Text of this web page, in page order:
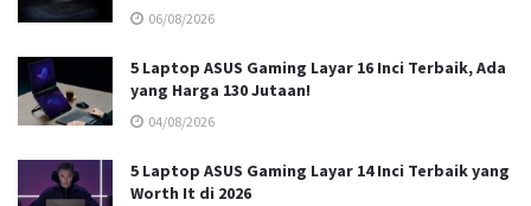
06/08/2026
5 Laptop ASUS Gaming Layar 16 Inci Terbaik, Ada
yang Harga 130 Jutaan!
04/08/2026
5 Laptop ASUS Gaming Layar 14 Inci Terbaik yang
Worth It di 2026